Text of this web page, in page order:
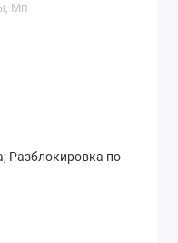
Мп
Разблокировка по